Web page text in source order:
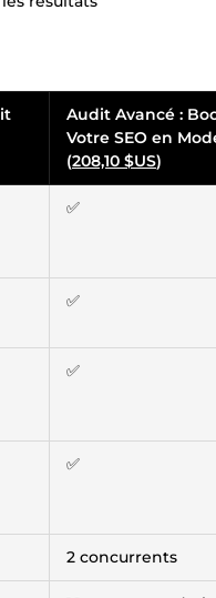
Audit Avancé :
Votre SEO en
(208,10 $US)
✅
✅
✅
✅
2 concurrents